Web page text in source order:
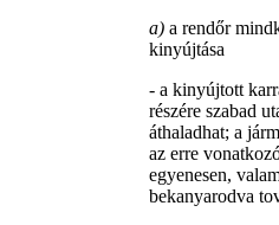
a) a rendőr
kinyújtása
- a kinyújtott
részére szabad
áthaladhat; a
az erre
egyenesen,
bekanyarodva